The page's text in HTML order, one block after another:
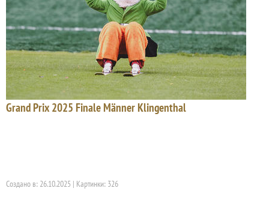
Grand Prix 2025 Finale Männer Klingenthal
Создано в: 26.10.2025 | Картинки: 326